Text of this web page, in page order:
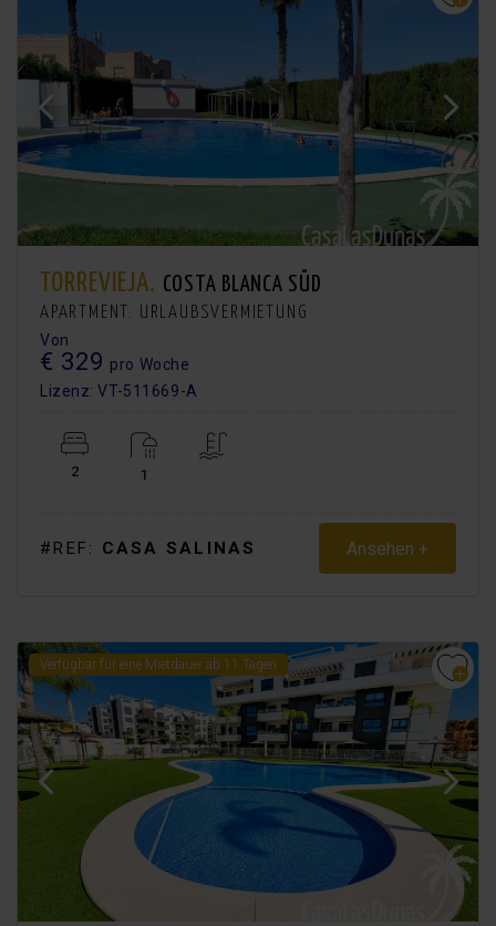
TORREVIEJA. COSTA BLANCA SÜD
APARTMENT. URLAUBSVERMIETUNG
Von
€ 329 pro Woche
Lizenz: VT-511669-A
2 1
#REF: CASA SALINAS Ansehen +
Verfügbar für eine Mietdauer ab 11 Tagen